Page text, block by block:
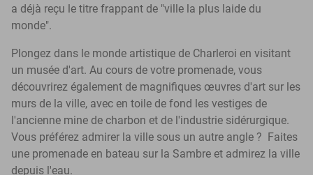
a déjà reçu le titre frappant de "ville la plus laide du
monde".
Plongez dans le monde artistique de Charleroi en visitant
un musée d'art. Au cours de votre promenade, vous
découvrirez également de magnifiques œuvres d'art sur les
murs de la ville, avec en toile de fond les vestiges de
l'ancienne mine de charbon et de l'industrie sidérurgique.
Vous préférez admirer la ville sous un autre angle ? Faites
une promenade en bateau sur la Sambre et admirez la ville
depuis l'eau.